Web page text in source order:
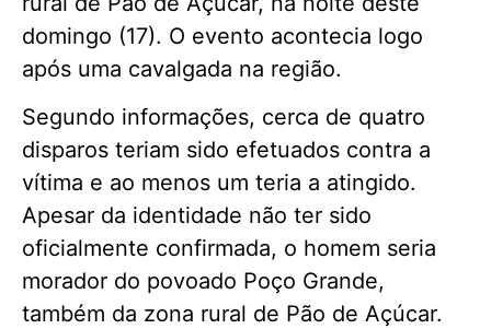
domingo (17). O evento acontecia logo
após uma cavalgada na região.
Segundo informações, cerca de quatro
disparos teriam sido efetuados contra a
vítima e ao menos um teria a atingido.
Apesar da identidade não ter sido
oficialmente confirmada, o homem seria
morador do povoado Poço Grande,
também da zona rural de Pão de Açúcar.